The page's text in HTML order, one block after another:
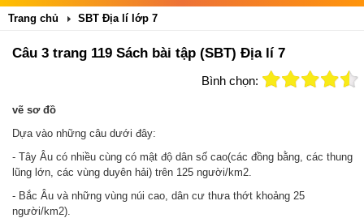
Trang chủ SBT Địa lí lớp 7
Câu 3 trang 119 Sách bài tập (SBT) Địa lí 7
Bình chọn:
vẽ sơ đồ
Dựa vào những câu dưới đây:
- Tây Âu có nhiều cùng có mật độ dân số cao(các đồng bằng, các thung
lũng lớn, các vùng duyên hải) trên 125 người/km2.
- Bắc Âu và những vùng núi cao, dân cư thưa thớt khoảng 25
người/km2).